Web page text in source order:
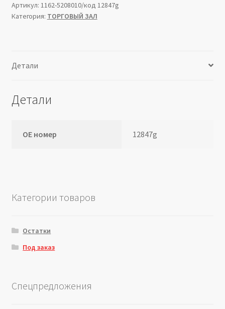
Артикул: 1162-5208010/код 12847g
Категория: ТОРГОВЫЙ ЗАЛ
Детали
Детали
ОЕ номер 12847g
Категории товаров
Остатки
Под заказ
Спецпредложения